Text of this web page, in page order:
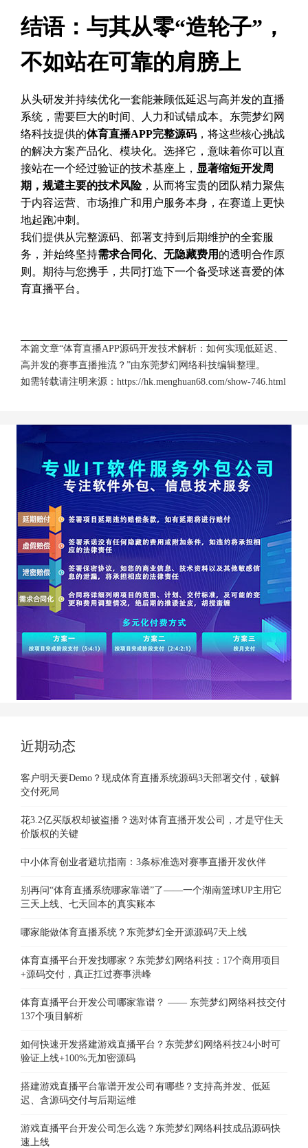
结语：与其从零“造轮子”，
不如站在可靠的肩膀上
从头研发并持续优化一套能兼顾低延迟与高并发的直播
系统，需要巨大的时间、人力和试错成本。东莞梦幻网
络科技提供的体育直播APP完整源码 ，将这些核心挑战
的解决方案产品化、模块化。选择它，意味着你可以直
接站在一个经过验证的技术基座上， 显著缩短开发周
期，规避主要的技术风险，从而将宝贵的团队精力聚焦
于内容运营、市场推广和用户服务本身，在赛道上更快
地起跑冲刺。
我们提供从完整源码、部署支持到后期维护的全套服
务，并始终坚持需求合同化、无隐藏费用 的透明合作原
则。期待与您携手，共同打造下一个备受球迷喜爱的体
育直播平台。
本篇文章“体育直播APP源码开发技术解析：如何实现低延迟、
高并发的赛事直播推流？”由东莞梦幻网络科技编辑整理。
如需转载请注明来源： https://hk.menghuan68.com/show-746.html
近期动态
客户明天要Demo？现成体育直播系统源码3天部署交付，破解
交付死局
花3.2亿买版权却被盗播？选对体育直播开发公司，才是守住天
价版权的关键
中小体育创业者避坑指南：3条标准选对赛事直播开发伙伴
别再问“体育直播系统哪家靠谱”了——一个湖南篮球UP主用它
三天上线、七天回本的真实账本
哪家能做体育直播系统？东莞梦幻全开源源码7天上线
体育直播平台开发找哪家？东莞梦幻网络科技：17个商用项目
+源码交付，真正扛过赛事洪峰
体育直播平台开发公司哪家靠谱？ —— 东莞梦幻网络科技交付
137个项目解析
如何快速开发搭建游戏直播平台？东莞梦幻网络科技24小时可
验证上线+100%无加密源码
搭建游戏直播平台靠谱开发公司有哪些？支持高并发、低延
迟、含源码交付与后期运维
游戏直播平台开发公司怎么选？东莞梦幻网络科技成品源码快
速上线